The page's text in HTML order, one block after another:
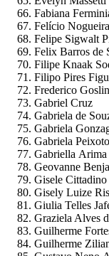
Fabiana
Felício
Felipe Sigwalt
Felix Barros de
Filipe Knaak
Filipo Pires
Frederico
Gabriel Cruz
Gabriela de
Gabriela
Gabriela Peixoto
Gabriella Arima
Geovanne
Gisele Cittadino
Gisely Luize
Giulia Telles
Graziela Alves
Guilherme
Guilherme